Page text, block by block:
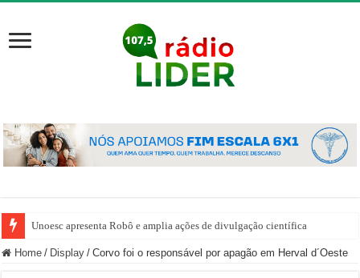
Unoesc apresenta Robô e amplia ações de divulgação científica
Home / Display / Corvo foi o responsável por apagão em Herval d´Oeste